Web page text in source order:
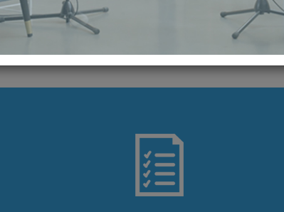
FILTRAR POR AÑO (2013) FILTRAR POR MES (ABRIL)